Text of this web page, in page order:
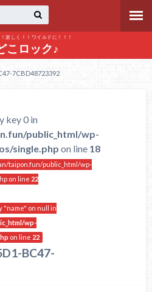
楽しく！！ワイルドに！！！
こロック♪
7CBD48723392
key 0 in
public_html/wp-
single.php on line 18
taipon.fun/public_html/wp-
on line 22
"name" on null in
wp-
on line 22
BC47-